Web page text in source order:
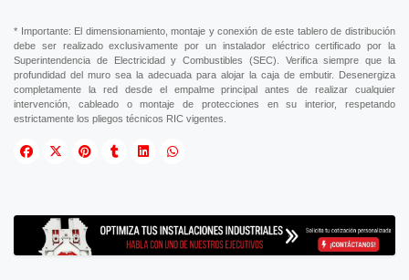
* Importante: El dimensionamiento, montaje y conexión de este tablero de distribución
debe ser realizado exclusivamente por un instalador eléctrico certificado por la
Superintendencia de Electricidad y Combustibles (SEC). Verifica siempre que la
profundidad del muro sea la adecuada para alojar la caja de embutir. Desenergiza
completamente la red desde el empalme principal antes de realizar cualquier
intervención, cableado o montaje de protecciones en su interior, respetando
estrictamente los pliegos técnicos RIC vigentes.